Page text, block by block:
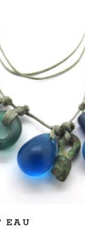
AU PANIER
EAU